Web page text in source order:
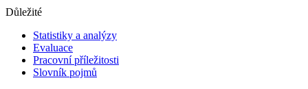
Důležité
Statistiky a analýzy
Evaluace
Pracovní příležitosti
Slovník pojmů